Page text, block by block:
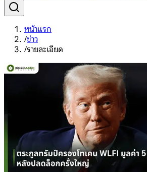
หน้าแรก
/ข่าว
/รายละเอียด